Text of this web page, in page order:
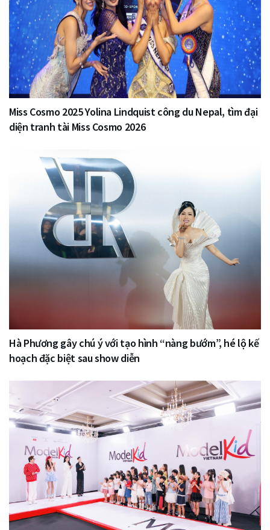
Miss Cosmo 2025 Yolina Lindquist công du Nepal, tìm đại
diện tranh tài Miss Cosmo 2026
Hà Phương gây chú ý với tạo hình “nàng bướm”, hé lộ kế
hoạch đặc biệt sau show diễn